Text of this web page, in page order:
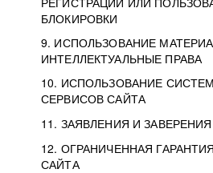
БЛОКИРОВКИ
9. ИСПОЛЬЗОВАНИЕ
ИНТЕЛЛЕКТУАЛЬНЫЕ ПРАВА
10. ИСПОЛЬЗОВАНИЕ
СЕРВИСОВ САЙТА
11. ЗАЯВЛЕНИЯ И
12. ОГРАНИЧЕННАЯ
САЙТА